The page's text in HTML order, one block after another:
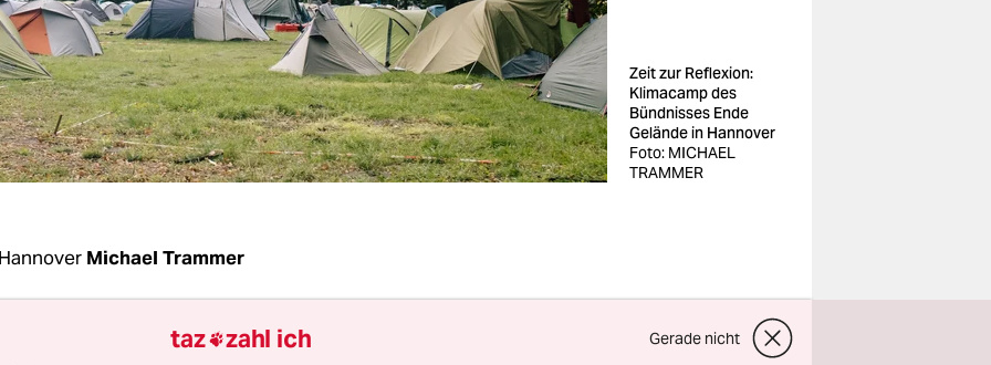
Zeit zur Reflexion:
Klimacamp des
Bündnisses Ende
Gelände in Hannover
Foto: MICHAEL
TRAMMER
Michael Trammer
in Hannover summt und hämmert es. Seit
taz zahl ich Gerade nicht